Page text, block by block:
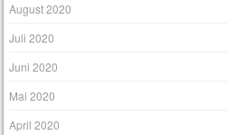
August 2020
Juli 2020
Juni 2020
Mai 2020
April 2020